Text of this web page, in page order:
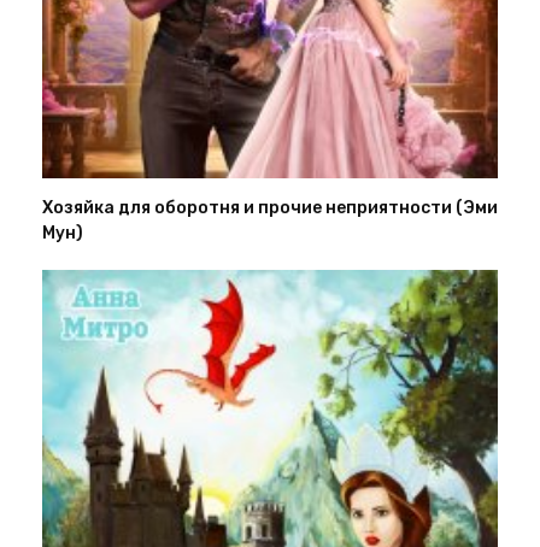
Хозяйка для оборотня и прочие неприятности (Эми
Мун)